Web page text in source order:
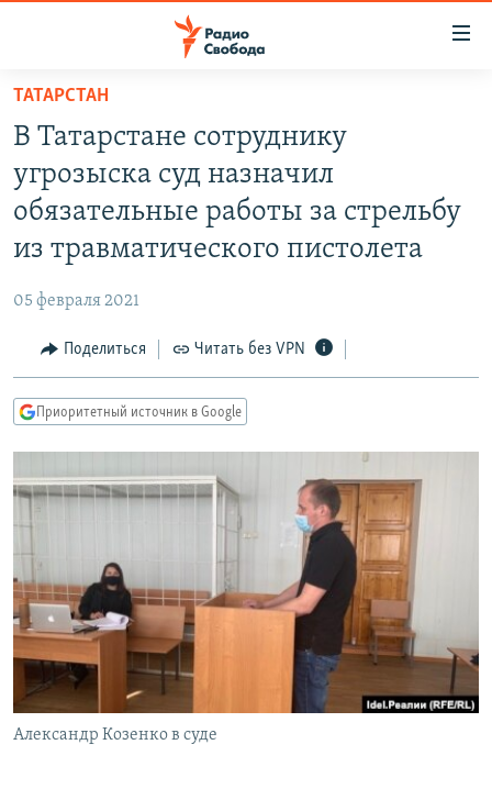
упрощенного
доступа
основному
содержанию
Вернутся
навигации
Вернутся
ПОДКАСТЫ
АВТОРСКИЕ ПРОЕКТЫ
КУЛЬТУРА
IDEL.РЕАЛИИ
КАВКАЗ.РЕАЛИИ
СИБИРЬ.РЕАЛИИ
РАСПИСАНИЕ ВЕЩАНИЯ
ПОДПИШИТЕСЬ НА РАССЫЛКУ
СОЦИАЛЬНЫЕ СЕТИ
ТАТАРСТАН
В Татарстане сотруднику
угрозыска суд назначил
обязательные работы за стрельбу
из травматического пистолета
05 февраля 2021
Поделиться Читать без VPN
Приоритетный источник в Google
Александр Козенко в суде